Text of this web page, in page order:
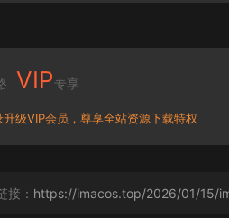
VIP专享
升级VIP会员，尊享全站资源下载特权
接： https://imacos.top/2026/01/15/